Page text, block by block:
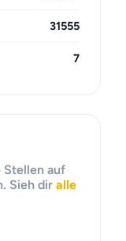
31555
7
Stellen auf
Sieh dir alle